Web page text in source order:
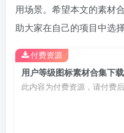
用场景。希望本文的素材
助大家在自己的项目中选
用户等级图标素材合集下载
此内容为付费资源，请付费
付费资源